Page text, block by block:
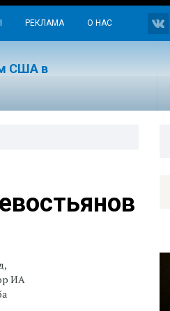
РЕКЛАМА О НАС
США в
ИА